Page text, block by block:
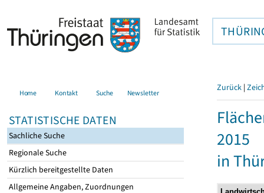
Home Kontakt Suche Newsletter
STATISTISCHE DATEN
Sachliche Suche
Regionale Suche
Kürzlich bereitgestellte Daten
Allgemeine Angaben, Zuordnungen
Zurück |
2015
in